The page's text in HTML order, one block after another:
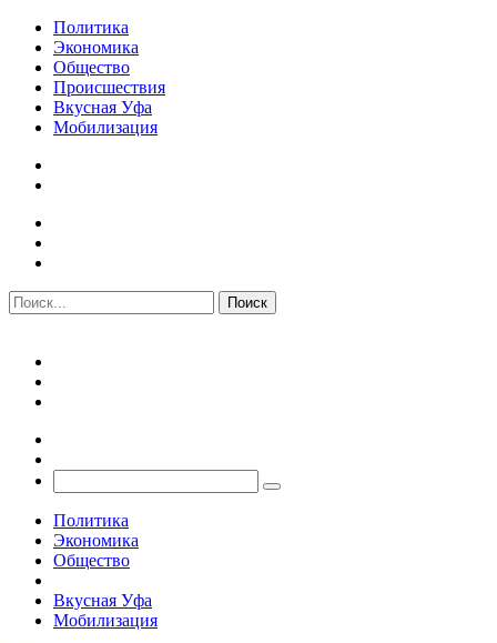
Политика
Экономика
Общество
Происшествия
Вкусная Уфа
Мобилизация
Политика
Экономика
Общество
Вкусная Уфа
Мобилизация